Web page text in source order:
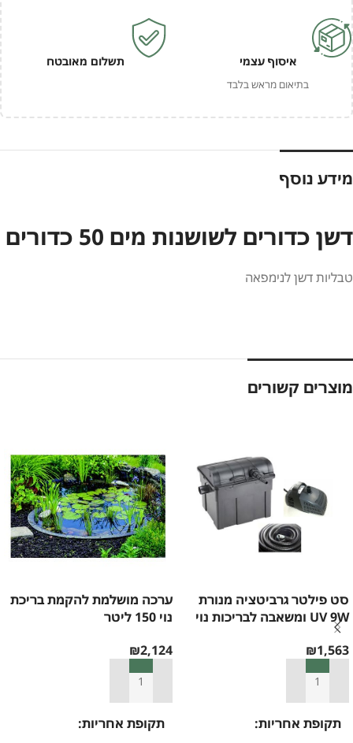
איסוף עצמי
בתיאום מראש בלבד
תשלום מאובטח
מידע נוסף
דשן כדורים לשושנות מים 50 כדורים
טבליות דשן לנימפאה
מוצרים קשורים
סט פילטר גרביטציה מנורת
UV 9W ומשאבה לבריכות נוי
₪1,563
הוספה לסל
תקופת אחריות
ערכה מושלמת להקמת בריכת
נוי 150 ליטר
₪2,124
הוספה לסל
תקופת אחריות